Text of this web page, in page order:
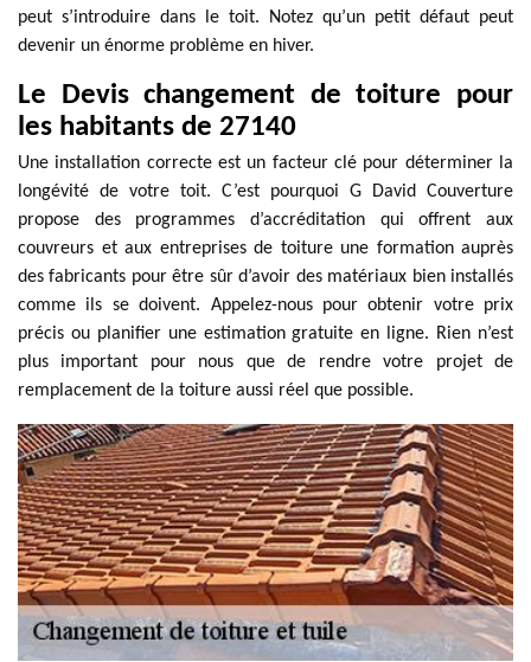
peut s’introduire dans le toit. Notez qu’un petit défaut peut
devenir un énorme problème en hiver.
Le Devis changement de toiture pour
les habitants de 27140
Une installation correcte est un facteur clé pour déterminer la
longévité de votre toit. C’est pourquoi G David Couverture
propose des programmes d’accréditation qui offrent aux
couvreurs et aux entreprises de toiture une formation auprès
des fabricants pour être sûr d’avoir des matériaux bien installés
comme ils se doivent. Appelez-nous pour obtenir votre prix
précis ou planifier une estimation gratuite en ligne. Rien n’est
plus important pour nous que de rendre votre projet de
remplacement de la toiture aussi réel que possible.